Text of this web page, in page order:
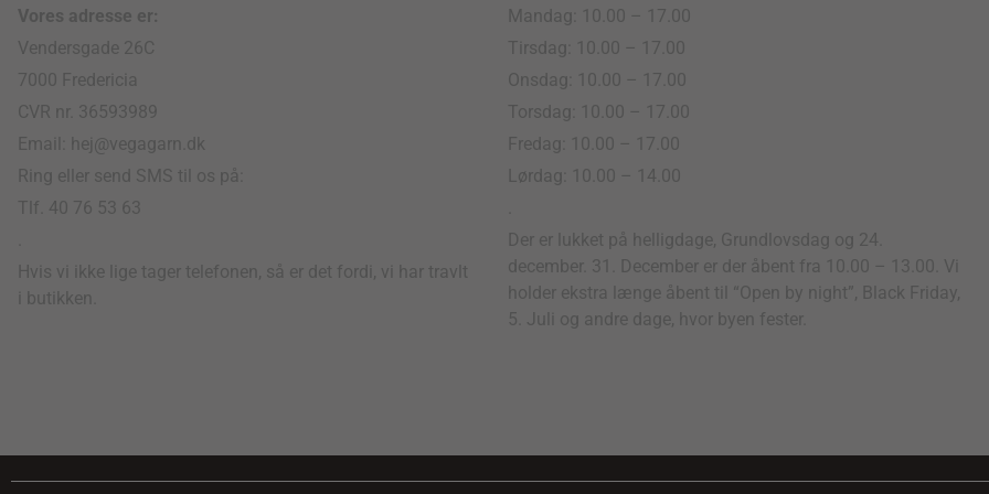
Vores adresse er:
Vendersgade 26C
7000 Fredericia
CVR nr. 36593989
Email: hej@vegagarn.dk
Ring eller send SMS til os på:
Tlf. 40 76 53 63
Hvis vi ikke lige tager telefonen, så er det fordi, vi har travlt
i butikken.
Mandag: 10.00 – 17.00
Tirsdag: 10.00 – 17.00
Onsdag: 10.00 – 17.00
Torsdag: 10.00 – 17.00
Fredag: 10.00 – 17.00
Lørdag: 10.00 – 14.00
Der er lukket på helligdage, Grundlovsdag og 24.
december. 31. December er der åbent fra 10.00 – 13.00. Vi
holder ekstra længe åbent til “Open by night”, Black Friday,
5. Juli og andre dage, hvor byen fester.